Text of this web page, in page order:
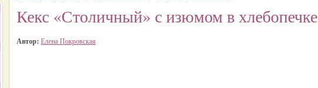
Кекс «Столичный» с изюмом в хлебопечке
Автор: Елена Покровская